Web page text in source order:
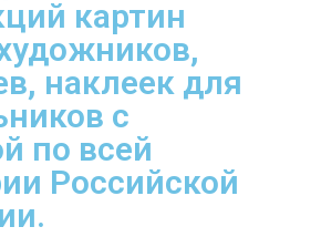
картин
наклеек для
с
по всей
Российской